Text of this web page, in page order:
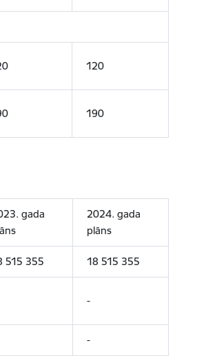
120
190
gada
2024. gada
plāns
515 355 18 515 355
-
-